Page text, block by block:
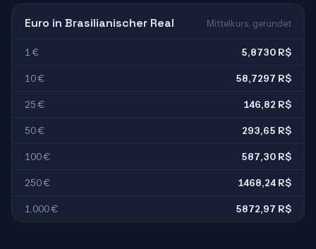
Euro in Brasilianischer Real Mittelkurs, gerundet
1 € 5,8730 R$
10 € 58,7297 R$
25 € 146,82 R$
50 € 293,65 R$
100 € 587,30 R$
250 € 1468,24 R$
1.000 € 5872,97 R$